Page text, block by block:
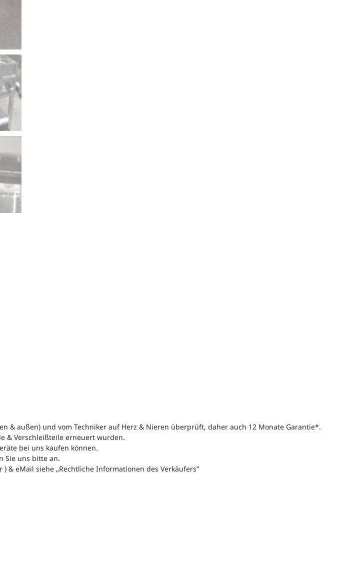
außen) und vom Techniker auf Herz & Nieren überprüft, daher auch 12 Monate Garantie*.
& Verschleißteile erneuert wurden.
bei uns kaufen können.
Sie uns bitte an.
& eMail siehe „Rechtliche Informationen des Verkäufers“